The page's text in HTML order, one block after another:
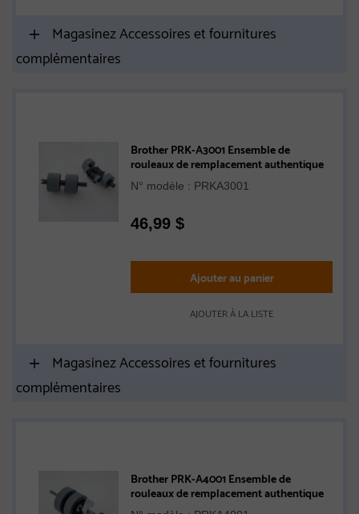
Magasinez Accessoires et fournitures
complémentaires
Brother PRK-A3001 Ensemble de
rouleaux de remplacement authentique
N° modèle : PRKA3001
46,99 $
Ajouter au panier
AJOUTER À LA LISTE
Magasinez Accessoires et fournitures
complémentaires
Brother PRK-A4001 Ensemble de
rouleaux de remplacement authentique